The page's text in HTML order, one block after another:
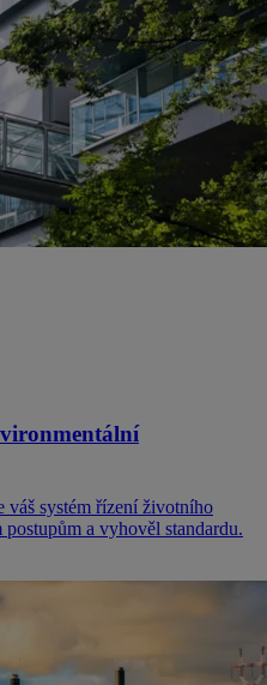
systém řízení životního
a vyhověl standardu.